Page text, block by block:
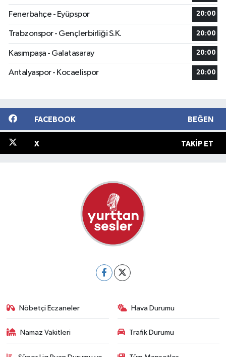
Fenerbahçe - Eyüpspor 20:00
Trabzonspor - Gençlerbirliği S.K. 20:00
Kasımpaşa - Galatasaray 20:00
Antalyaspor - Kocaelispor 20:00
FACEBOOK BEĞEN
X TAKIP ET
Nöbetçi Eczaneler Hava Durumu
Namaz Vakitleri Trafik Durumu